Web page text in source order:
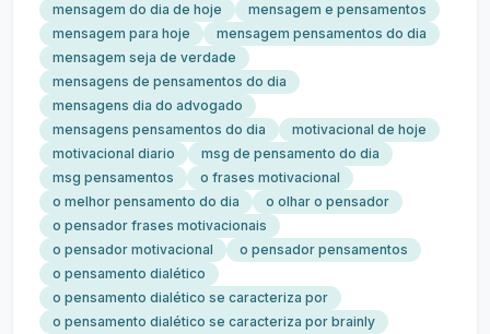
mensagem do dia de hoje
mensagem e pensamentos
mensagem para hoje
mensagem pensamentos do dia
mensagem seja de verdade
mensagens de pensamentos do dia
mensagens dia do advogado
mensagens pensamentos do dia
motivacional de hoje
motivacional diario
msg de pensamento do dia
msg pensamentos
o frases motivacional
o melhor pensamento do dia
o olhar o pensador
o pensador frases motivacionais
o pensador motivacional
o pensador pensamentos
o pensamento dialético
o pensamento dialético se caracteriza por
o pensamento dialético se caracteriza por brainly